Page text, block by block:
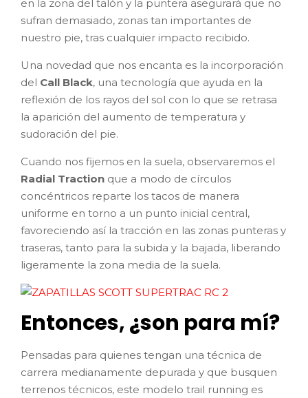
en la zona del talón y la puntera asegurará que no
sufran demasiado, zonas tan importantes de
nuestro pie, tras cualquier impacto recibido.
Una novedad que nos encanta es la incorporación
del Call Black, una tecnología que ayuda en la
reflexión de los rayos del sol con lo que se retrasa
la aparición del aumento de temperatura y
sudoración del pie.
Cuando nos fijemos en la suela, observaremos el
Radial Traction que a modo de círculos
concéntricos reparte los tacos de manera
uniforme en torno a un punto inicial central,
favoreciendo así la tracción en las zonas punteras y
traseras, tanto para la subida y la bajada, liberando
ligeramente la zona media de la suela.
Entonces, ¿son para mí?
Pensadas para quienes tengan una técnica de
carrera medianamente depurada y que busquen
terrenos técnicos, este modelo trail running es